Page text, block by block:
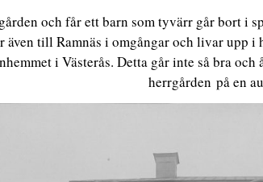
och får ett barn som tyvärr går bort i
även till Ramnäs i omgångar och livar
i Västerås. Detta går inte så bra
herrgården på en